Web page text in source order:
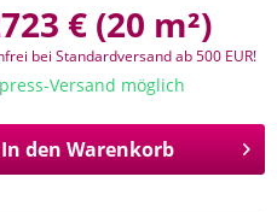
€ (20 m²)
bei Standardversand ab 500 EUR!
Versand möglich
In den Warenkorb